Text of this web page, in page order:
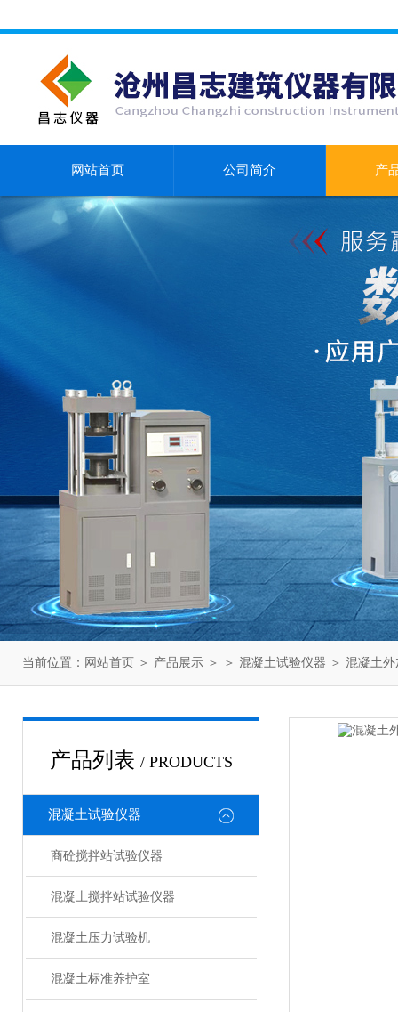
网站首页 公司简介 产
当前位置： 网站首页 ＞ 产品展示 ＞ ＞ 混凝土试验仪器 ＞ 混凝土
产品列表 / PRODUCTS
混凝土试验仪器
商砼搅拌站试验仪器
混凝土搅拌站试验仪器
混凝土压力试验机
混凝土标准养护室